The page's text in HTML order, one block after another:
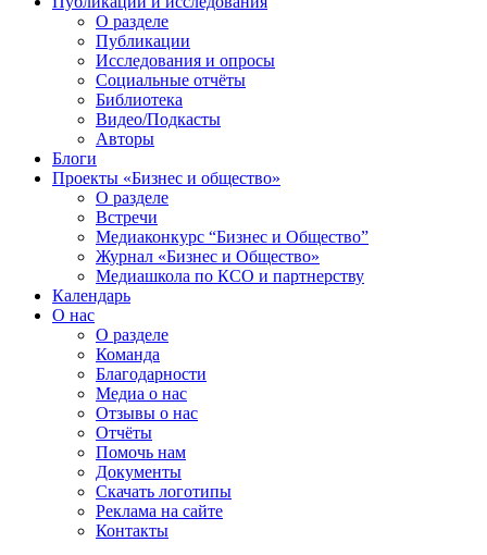
О разделе
Публикации
Исследования и опросы
Социальные отчёты
Библиотека
Видео/Подкасты
Авторы
Блоги
Проекты «Бизнес и общество»
О разделе
Встречи
Медиаконкурс “Бизнес и Общество”
Журнал «Бизнес и Общество»
Медиашкола по КСО и партнерству
Календарь
О нас
О разделе
Команда
Благодарности
Медиа о нас
Отзывы о нас
Отчёты
Помочь нам
Документы
Скачать логотипы
Реклама на сайте
Контакты